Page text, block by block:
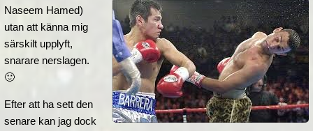
Naseem Hamed)
utan att känna mig
särskilt upplyft,
snarare nerslagen.
🙂
Efter att ha sett den
senare kan jag dock